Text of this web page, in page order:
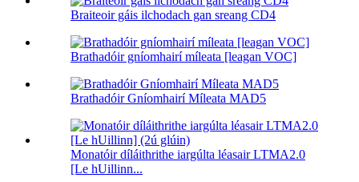
Braiteoir gáis ilchodach gan sreang CD4
Brathadóir gníomhairí míleata [leagan VOC]
Brathadóir Gníomhairí Míleata MAD5
Monatóir díláithrithe iargúlta léasair LTMA2.0
[Le hUillinn...